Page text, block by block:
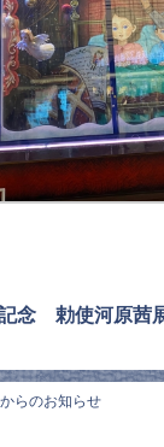
念 勅使河原茜
らのお知らせ